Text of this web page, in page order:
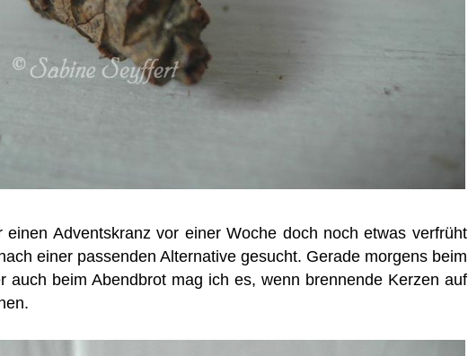
einen Adventskranz vor einer Woche doch noch etwas verfrüht
einer passenden Alternative gesucht. Gerade morgens beim
auch beim Abendbrot mag ich es, wenn brennende Kerzen auf